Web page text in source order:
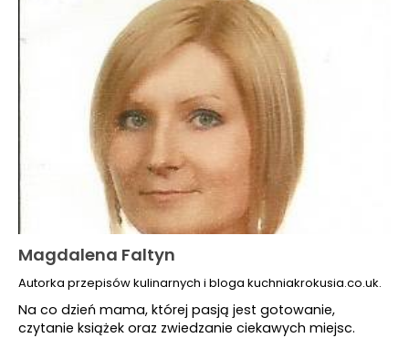
Magdalena Faltyn
Autorka przepisów kulinarnych i bloga kuchniakrokusia.co.uk.
Na co dzień mama, której pasją jest gotowanie,
czytanie książek oraz zwiedzanie ciekawych miejsc.